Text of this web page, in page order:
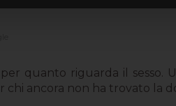
quanto riguarda il
ancora non ha trovato la